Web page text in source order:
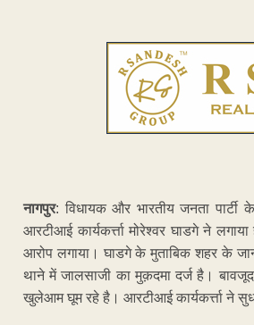
नागपुर: विधायक और भारतीय जनता पार्टी
आरटीआई कार्यकर्त्ता मोरेश्वर घाडगे ने
आरोप लगाया। घाडगे के मुताबिक शहर के
थाने में जालसाजी का मुक़दमा दर्ज है।
खुलेआम घूम रहे है। आरटीआई कार्यकर्त्ता ने